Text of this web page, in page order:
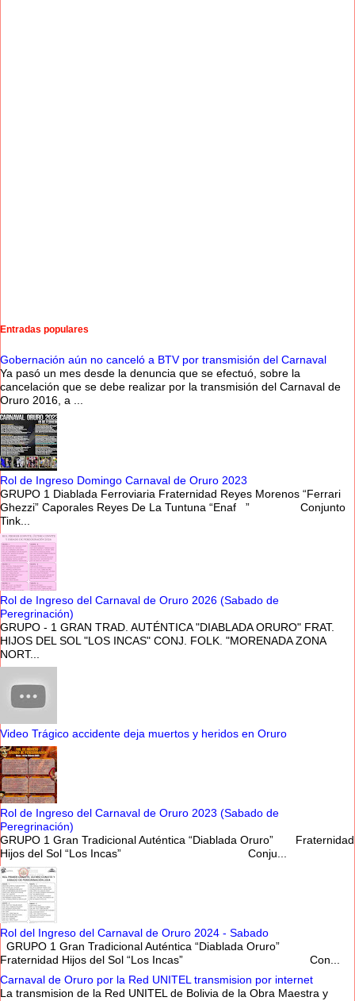
Entradas populares
Gobernación aún no canceló a BTV por transmisión del Carnaval
Ya pasó un mes desde la denuncia que se efectuó, sobre la
cancelación que se debe realizar por la transmisión del Carnaval de
Oruro 2016, a ...
Rol de Ingreso Domingo Carnaval de Oruro 2023
GRUPO 1 Diablada Ferroviaria Fraternidad Reyes Morenos “Ferrari
Ghezzi” Caporales Reyes De La Tuntuna “Enaf ” Conjunto
Tink...
Rol de Ingreso del Carnaval de Oruro 2026 (Sabado de
Peregrinación)
GRUPO - 1 GRAN TRAD. AUTÉNTICA "DIABLADA ORURO" FRAT.
HIJOS DEL SOL "LOS INCAS" CONJ. FOLK. "MORENADA ZONA
NORT...
Video Trágico accidente deja muertos y heridos en Oruro
Rol de Ingreso del Carnaval de Oruro 2023 (Sabado de
Peregrinación)
GRUPO 1 Gran Tradicional Auténtica “Diablada Oruro” Fraternidad
Hijos del Sol “Los Incas” Conju...
Rol del Ingreso del Carnaval de Oruro 2024 - Sabado
GRUPO 1 Gran Tradicional Auténtica “Diablada Oruro”
Fraternidad Hijos del Sol “Los Incas” Con...
Carnaval de Oruro por la Red UNITEL transmision por internet
La transmision de la Red UNITEL de Bolivia de la Obra Maestra y